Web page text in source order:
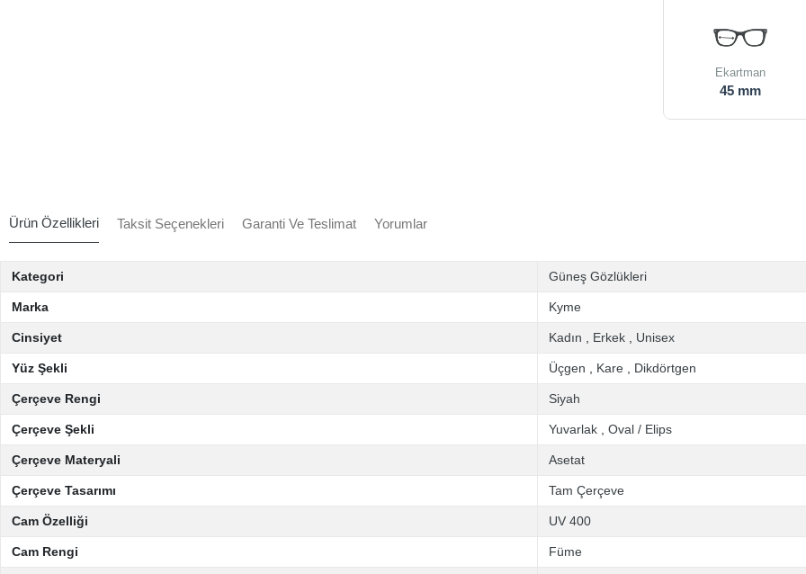
Ekartman
45 mm
Ürün Özellikleri Taksit Seçenekleri Garanti Ve Teslimat Yorumlar
Kategori Güneş Gözlükleri
Marka Kyme
Cinsiyet Kadın Erkek Unisex
Yüz Şekli Üçgen Kare Dikdörtgen
Çerçeve Rengi Siyah
Çerçeve Şekli Yuvarlak Oval / Elips
Çerçeve Materyali Asetat
Çerçeve Tasarımı Tam Çerçeve
Cam Özelliği UV 400
Cam Rengi Füme